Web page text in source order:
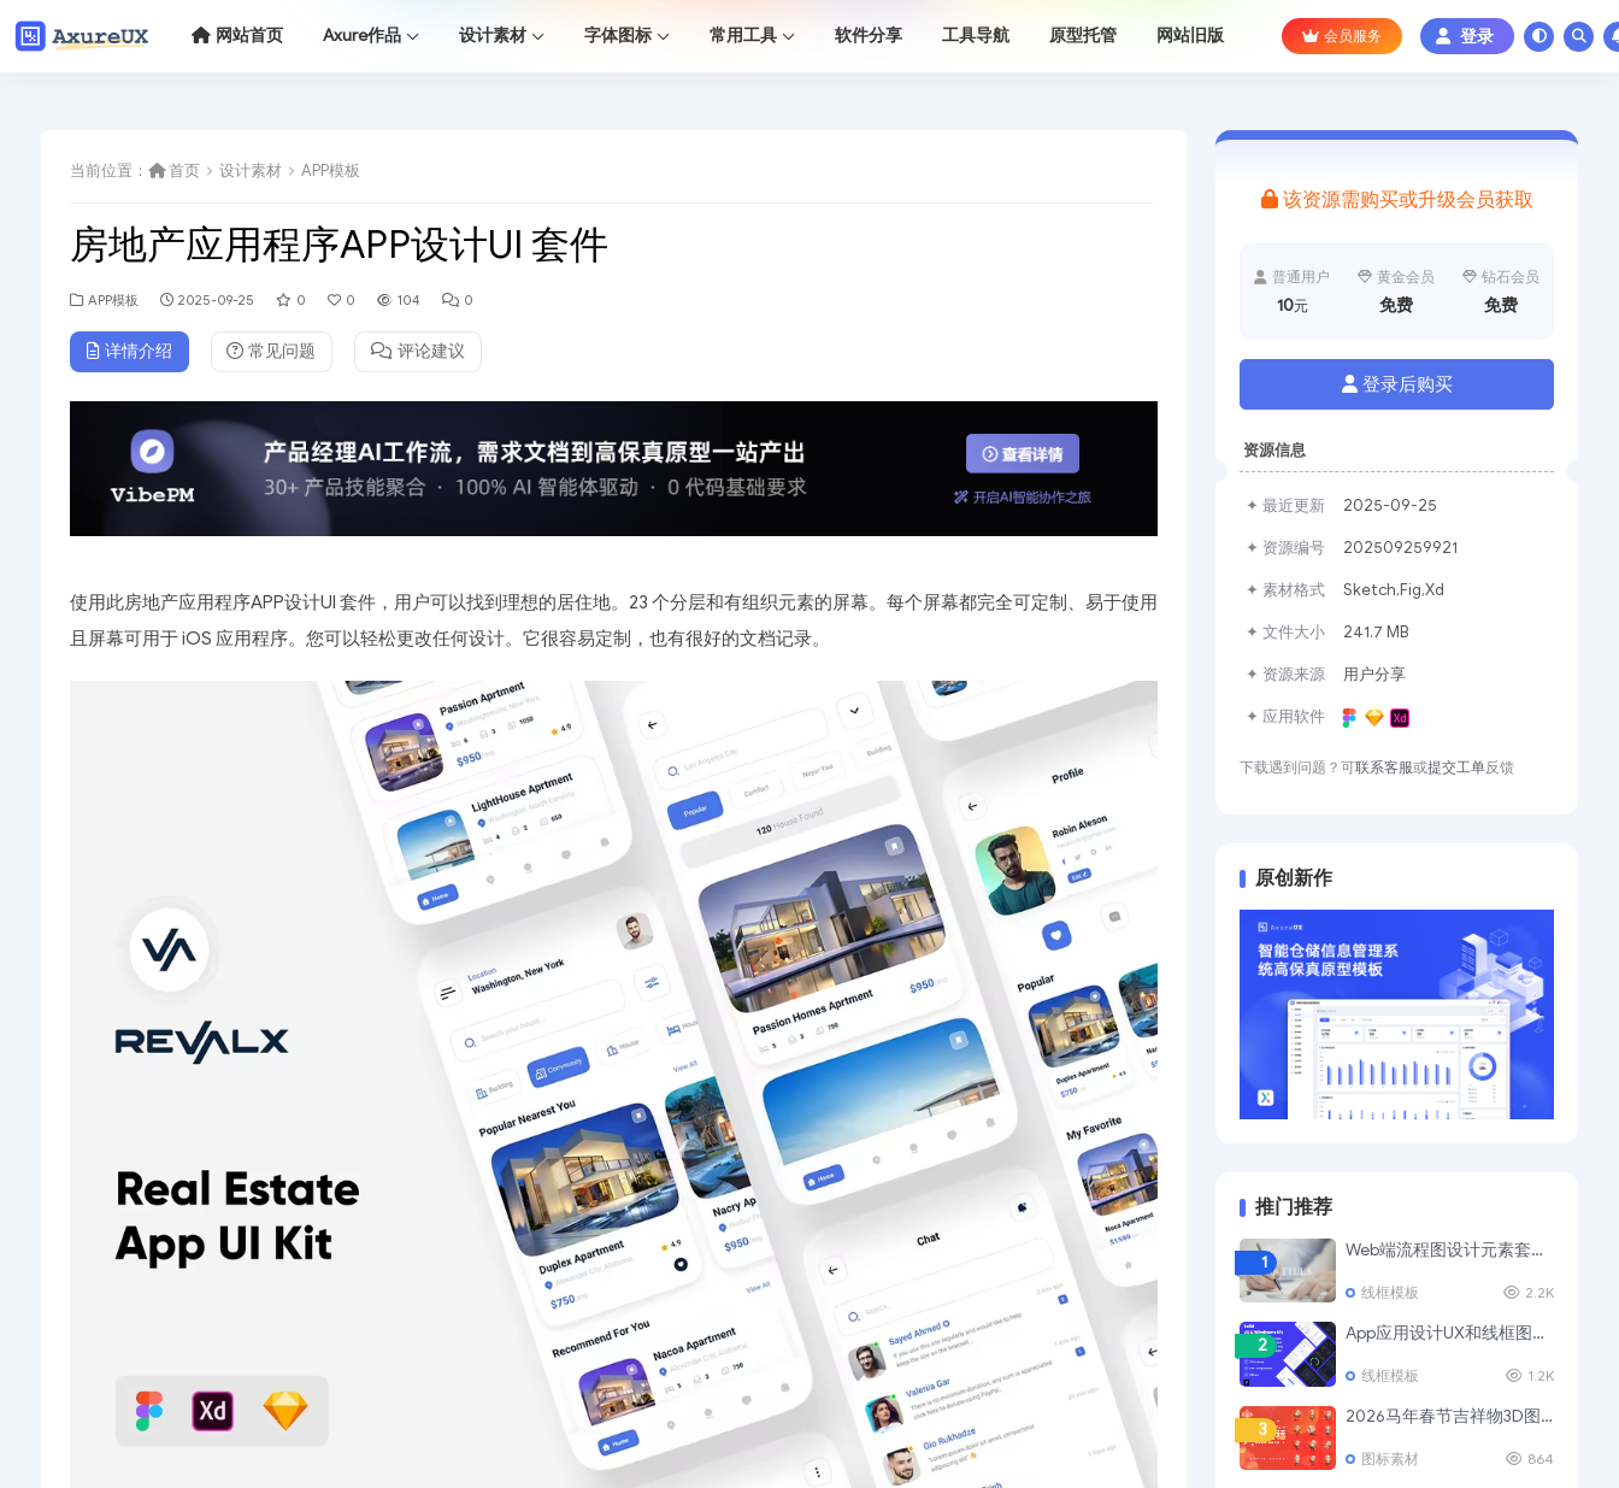
网站首页 Axure作品 设计素材 字体图标 常用工具 软件分享 工具导航 原型托管 网站旧版 会员服务 登录
当前位置： 首页 设计素材 APP模板
房地产应用程序APP设计UI 套件
APP模板 2025-09-25 0 0 104 0
详情介绍 常见问题 评论建议
使用此房地产应用程序APP设计UI 套件，用户可以找到理想的居住地。23 个分层和有组织元素的屏幕。每个屏幕都完全可定制、易于使用
且屏幕可用于 iOS 应用程序。您可以轻松更改任何设计。它很容易定制，也有很好的文档记录。
该资源需购买或升级会员获取
普通用户
10元
黄金会员
免费
钻石会员
免费
登录后购买
资源信息
✦ 最近更新 2025-09-25
✦ 资源编号 202509259921
✦ 素材格式 Sketch,Fig,Xd
✦ 文件大小 241.7 MB
✦ 资源来源 用户分享
✦ 应用软件
下载遇到问题？可联系客服或提交工单反馈
原创新作
推门推荐
1
Web端流程图设计元素套装 UI Tiles Website Flowcharts
线框模板 2.2K
2
App应用设计UX和线框图模板套件
线框模板 1.2K
3
2026马年春节吉祥物3D图标素材
图标素材 864